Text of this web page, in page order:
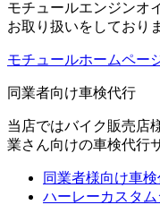
モチュールエンジンオ
お取り扱いをしており
モチュールホームペー
同業者向け車検代行
当店ではバイク販売店
業さん向けの車検代行
同業者様向け車
ハーレーカスタ